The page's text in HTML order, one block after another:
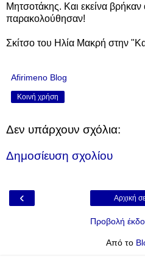
Μητσοτάκης. Και εκείνα
παρακολούθησαν!
Σκίτσο του Ηλία Μακρή στην
Afirimeno Blog
Κοινή χρήση
Δεν υπάρχουν σχόλια:
Δημοσίευση σχολίου
‹ Αρχική
Προβολή
Από το